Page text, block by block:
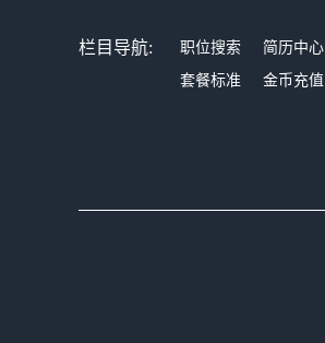
栏目导航: 职位搜索 简历中心
套餐标准
金币充值